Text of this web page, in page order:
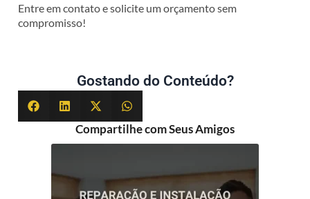
Entre em contato e solicite um orçamento sem
compromisso!
Gostando do Conteúdo?
Compartilhe com Seus Amigos